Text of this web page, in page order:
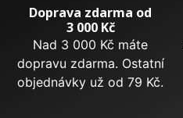
Doprava zdarma od
3 000 Kč
Nad 3 000 Kč máte
dopravu zdarma. Ostatní
objednávky už od 79 Kč.